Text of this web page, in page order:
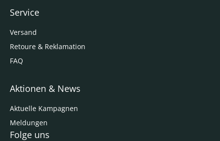
Service
Versand
Retoure & Reklamation
FAQ
Aktionen & News
Aktuelle Kampagnen
Meldungen
Folge uns